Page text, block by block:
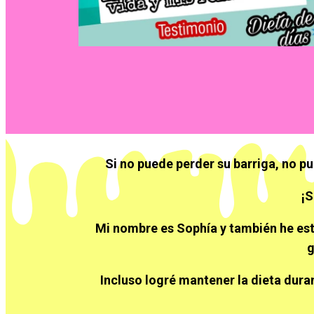
Si no puede perder su barriga, no
Mi nombre es Sophía y también he
Incluso logré mantener la dieta